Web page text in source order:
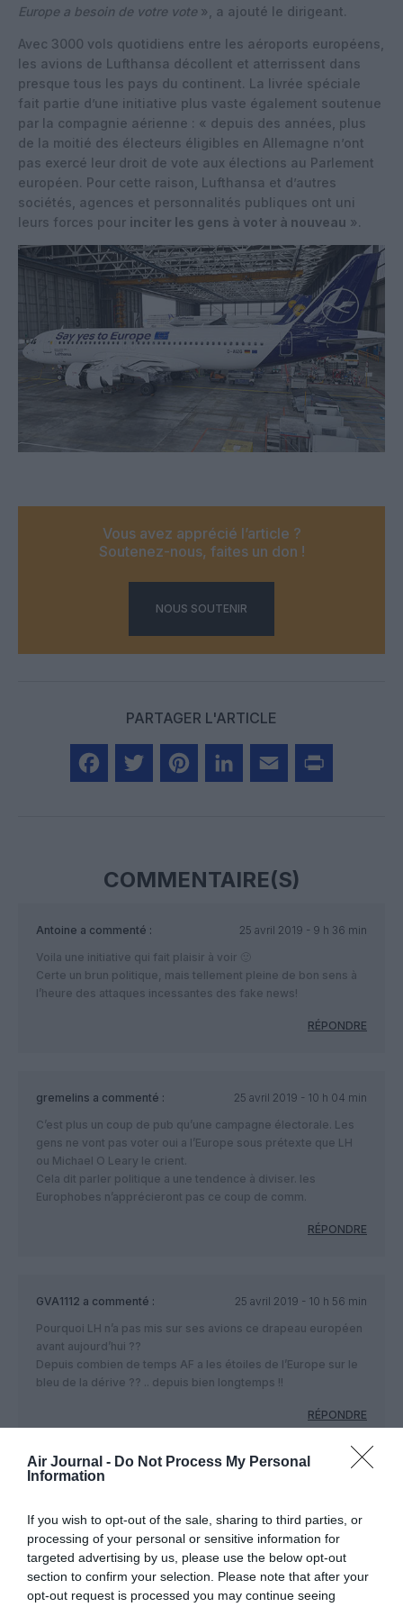
Air Journal - Do Not Process My Personal
Information
If you wish to opt-out of the sale, sharing to third parties, or
processing of your personal or sensitive information for
targeted advertising by us, please use the below opt-out
section to confirm your selection. Please note that after your
opt-out request is processed you may continue seeing
Europe a besoin de votre vote », a ajouté le dirigeant.
Avec 3000 vols quotidiens entre les aéroports européens,
les avions de Lufthansa décollent et atterrissent dans
presque tous les pays du continent. La livrée spéciale
fait partie d’une initiative plus vaste également soutenue
par la compagnie aérienne : « depuis des années, plus
de la moitié des électeurs éligibles en Allemagne n’ont
pas exercé leur droit de vote aux élections au Parlement
européen. Pour cette raison, Lufthansa et d’autres
sociétés, agences et personnalités publiques ont uni
leurs forces pour inciter les gens à voter à nouveau ».
Vous avez apprécié l’article ?
Soutenez-nous, faites un don !
NOUS SOUTENIR
PARTAGER L'ARTICLE
COMMENTAIRE(S)
Antoine a commenté :
25 avril 2019 - 9 h 36 min
Voila une initiative qui fait plaisir à voir 🙂
Certe un brun politique, mais tellement pleine de bon sens à
l’heure des attaques incessantes des fake news!
RÉPONDRE
gremelins a commenté :
25 avril 2019 - 10 h 04 min
C’est plus un coup de pub qu’une campagne électorale. Les
gens ne vont pas voter oui a l’Europe sous prétexte que LH
ou Michael O Leary le crient.
Cela dit parler politique a une tendence à diviser. les
Europhobes n’apprécieront pas ce coup de comm.
RÉPONDRE
GVA1112 a commenté :
25 avril 2019 - 10 h 56 min
Pourquoi LH n’a pas mis sur ses avions ce drapeau européen
avant aujourd’hui ??
Depuis combien de temps AF a les étoiles de l’Europe sur le
bleu de la dérive ?? .. depuis bien longtemps !!
RÉPONDRE
“Say yes to the pognon” lis-je en dessous, pas vous ?
RÉPONDRE